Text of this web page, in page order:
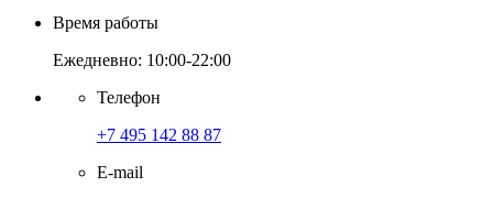
Время работы
Ежедневно: 10:00-22:00
Телефон
+7 495 142 88 87
E-mail